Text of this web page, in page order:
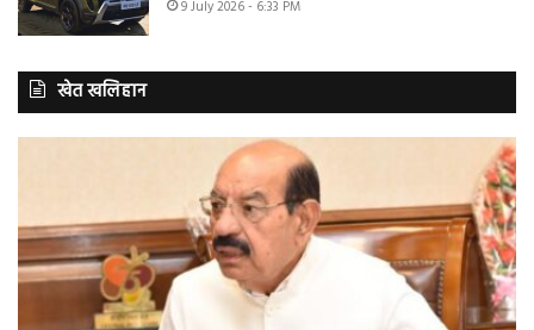
9 July 2026 - 6:33 PM
खेत खलिहान